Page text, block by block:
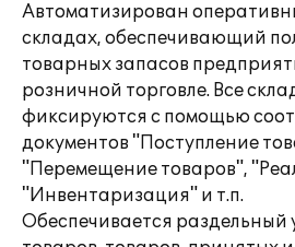
Автоматизирован
складах, обеспечивающий
товарных запасов
розничной торговле. Все
фиксируются с помощью
документов "Поступление
"Перемещение товаров",
"Инвентаризация" и т.п.
Обеспечивается раздельный